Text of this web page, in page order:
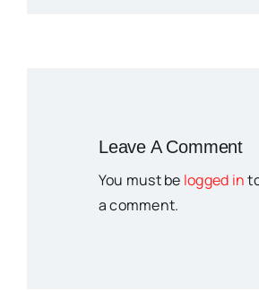
Leave A Comment
You must be logged in
a comment.